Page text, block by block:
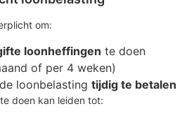
om:
loonheffingen te doen
of per 4 weken)
loonbelasting tijdig te betalen
doen kan leiden tot: